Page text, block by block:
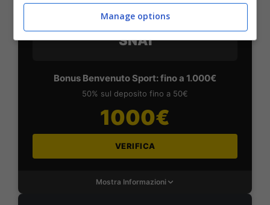
SNAI
Bonus Benvenuto Sport: fino a 1.000€
50% sul deposito fino a 50€
1000€
VERIFICA
Mostra Informazioni
Manage options